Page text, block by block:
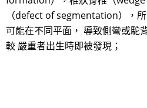
（defect of segmentation），
可能在不同平面， 導致側彎或駝
較 嚴重者出生時即被發現；